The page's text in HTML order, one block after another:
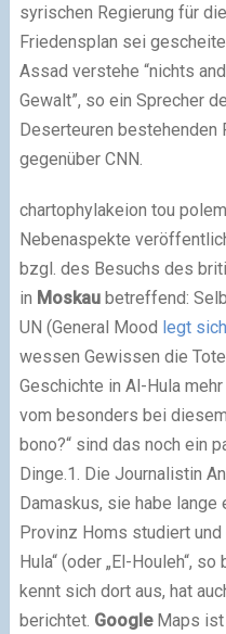
syrischen Regierung für
Friedensplan sei
Assad verstehe “nichts
Gewalt”, so ein Sprecher
Deserteuren bestehenden
gegenüber CNN.
chartophylakeion tou
Nebenaspekte
bzgl. des Besuchs des
in Moskaubetreffend:
UN (General Mood legt
wessen Gewissen die
Geschichte in Al-Hula
vom besonders bei
bono?“ sind das noch ein
Dinge.1. Die Journalistin
Damaskus, sie habe
Provinz Homs studiert und
Hula“ (oder „El-Houleh“,
kennt sich dort aus, hat
berichtet. GoogleMaps ist